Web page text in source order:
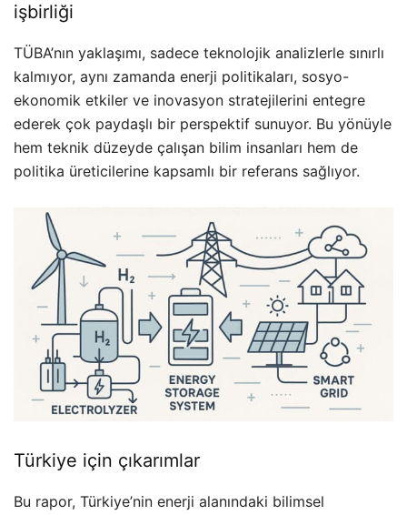
işbirliği
TÜBA’nın yaklaşımı, sadece teknolojik analizlerle sınırlı
kalmıyor, aynı zamanda enerji politikaları, sosyo-
ekonomik etkiler ve inovasyon stratejilerini entegre
ederek çok paydaşlı bir perspektif sunuyor. Bu yönüyle
hem teknik düzeyde çalışan bilim insanları hem de
politika üreticilerine kapsamlı bir referans sağlıyor.
Türkiye için çıkarımlar
Bu rapor, Türkiye’nin enerji alanındaki bilimsel